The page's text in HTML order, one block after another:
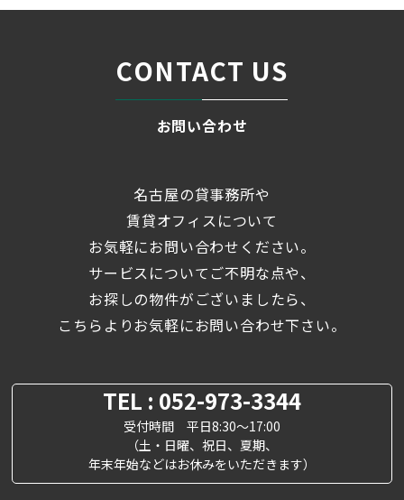
CONTACT US
お問い合わせ
名古屋の貸事務所や
賃貸オフィスについて
お気軽にお問い合わせください。
サービスについてご不明な点や、
お探しの物件がございましたら、
こちらよりお気軽にお問い合わせ下さい。
TEL : 052-973-3344
受付時間 平日8:30～17:00
（土・日曜、祝日、夏期、
年末年始などはお休みをいただきます）